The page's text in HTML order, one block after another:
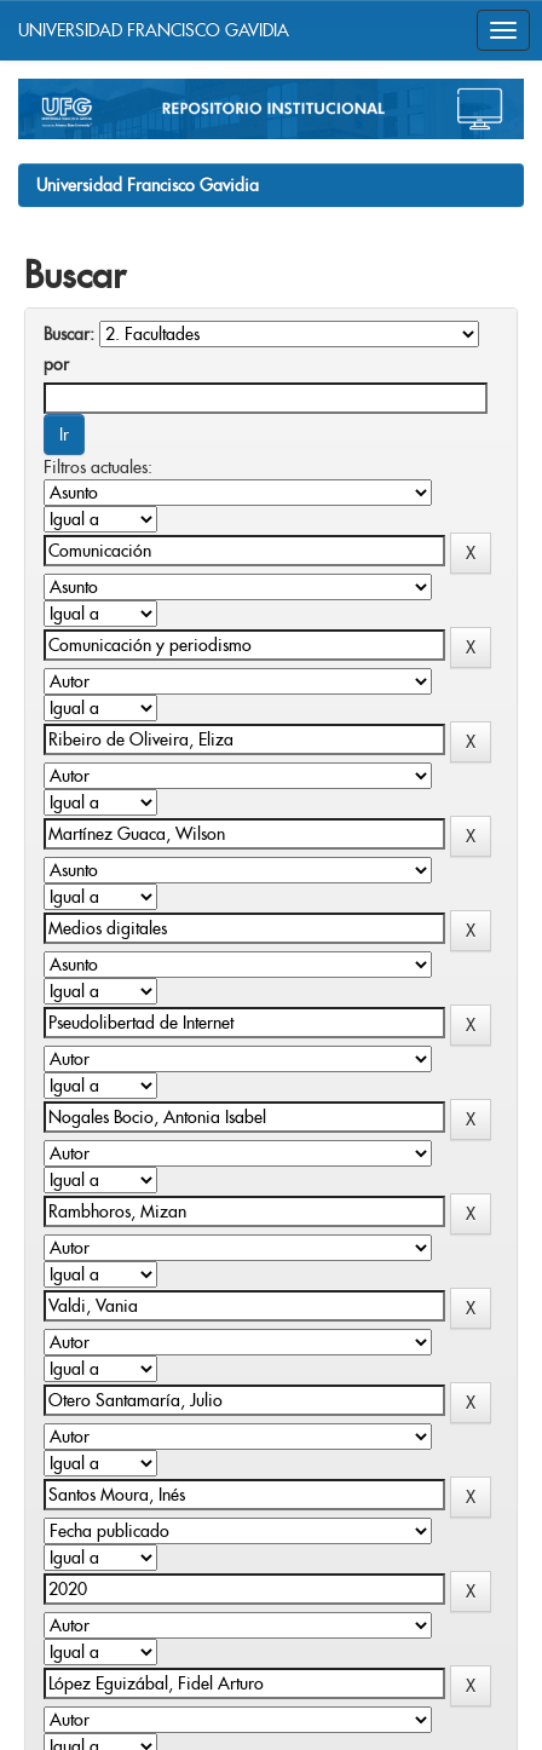
navigation
UNIVERSIDAD FRANCISCO GAVIDIA
Universidad Francisco Gavidia
Buscar
Buscar:
por
Filtros actuales: